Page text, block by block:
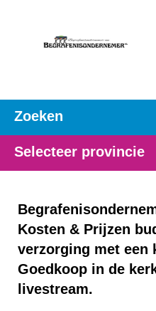
Zoeken
Selecteer provincie
Kosten & Prijzen
verzorging met een
Goedkoop in de
livestream.